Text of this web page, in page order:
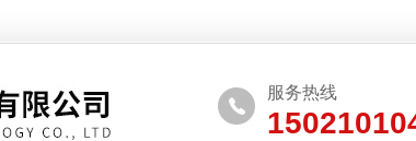
服务热线